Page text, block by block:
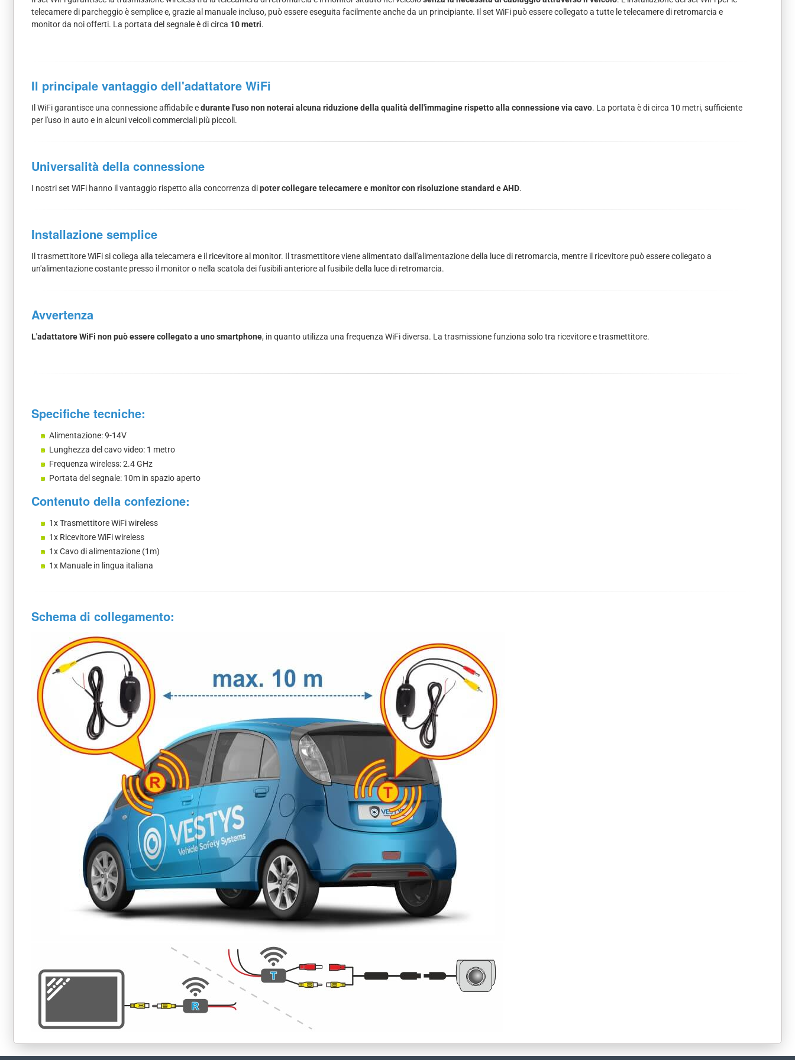
telecamere di parcheggio è semplice e, grazie al manuale incluso, può essere eseguita facilmente anche da un principiante. Il set WiFi può essere collegato a tutte le telecamere di retromarcia e
monitor da noi offerti. La portata del segnale è di circa 10 metri.
Il principale vantaggio dell'adattatore WiFi
Il WiFi garantisce una connessione affidabile edurante l'uso non noterai alcuna riduzione della qualità dell'immagine rispetto alla connessione via cavo. La portata è di circa 10 metri, sufficiente
per l'uso in auto e in alcuni veicoli commerciali più piccoli.
Universalità della connessione
I nostri set WiFi hanno il vantaggio rispetto alla concorrenza dipoter collegare telecamere e monitor con risoluzione standard e AHD.
Installazione semplice
Il trasmettitore WiFi si collega alla telecamera e il ricevitore al monitor. Il trasmettitore viene alimentato dall'alimentazione della luce di retromarcia, mentre il ricevitore può essere collegato a
un'alimentazione costante presso il monitor o nella scatola dei fusibili anteriore al fusibile della luce di retromarcia.
Avvertenza
L'adattatore WiFi non può essere collegato a uno smartphone, in quanto utilizza una frequenza WiFi diversa. La trasmissione funziona solo tra ricevitore e trasmettitore.
Specifiche tecniche:
Alimentazione: 9-14V
Lunghezza del cavo video: 1 metro
Frequenza wireless: 2.4 GHz
Portata del segnale: 10m in spazio aperto
Contenuto della confezione:
1x Trasmettitore WiFi wireless
1x Ricevitore WiFi wireless
1x Cavo di alimentazione (1m)
1x Manuale in lingua italiana
Schema di collegamento: